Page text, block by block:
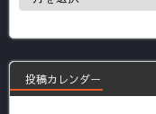
事
投稿カレンダー